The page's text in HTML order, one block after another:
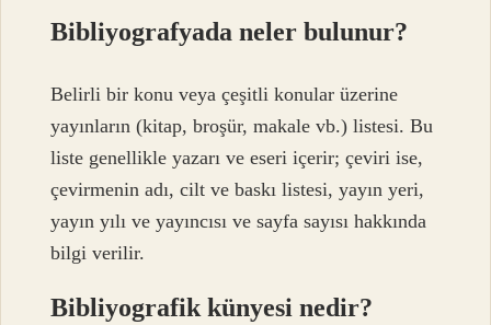
Bibliyografyada neler bulunur?
Belirli bir konu veya çeşitli konular üzerine
yayınların (kitap, broşür, makale vb.) listesi. Bu
liste genellikle yazarı ve eseri içerir; çeviri ise,
çevirmenin adı, cilt ve baskı listesi, yayın yeri,
yayın yılı ve yayıncısı ve sayfa sayısı hakkında
bilgi verilir.
Bibliyografik künyesi nedir?